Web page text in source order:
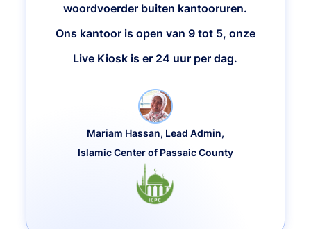
woordvoerder buiten kantooruren.
Ons kantoor is open van 9 tot 5, onze
Live Kiosk is er 24 uur per dag.
Mariam Hassan, Lead Admin,
Islamic Center of Passaic County